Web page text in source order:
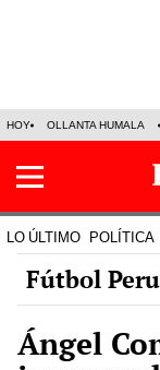
HOY OLLANTA HUMALA
LO ÚLTIMO POLÍTICA
Fútbol
Ángel